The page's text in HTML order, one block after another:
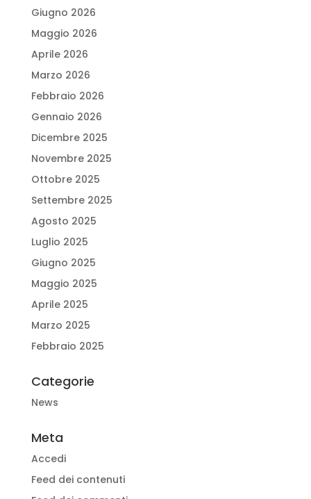
Giugno 2026
Maggio 2026
Aprile 2026
Marzo 2026
Febbraio 2026
Gennaio 2026
Dicembre 2025
Novembre 2025
Ottobre 2025
Settembre 2025
Agosto 2025
Luglio 2025
Giugno 2025
Maggio 2025
Aprile 2025
Marzo 2025
Febbraio 2025
Categorie
News
Meta
Accedi
Feed dei contenuti